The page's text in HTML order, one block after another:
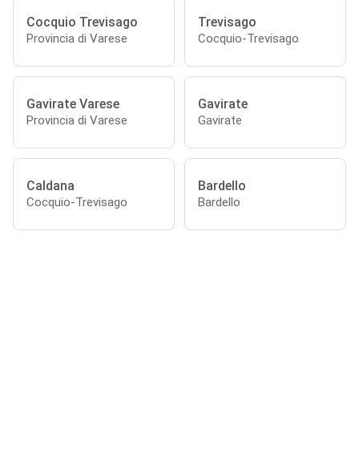
Cocquio Trevisago
Provincia di Varese
Trevisago
Cocquio-Trevisago
Gavirate Varese
Provincia di Varese
Gavirate
Gavirate
Caldana
Cocquio-Trevisago
Bardello
Bardello